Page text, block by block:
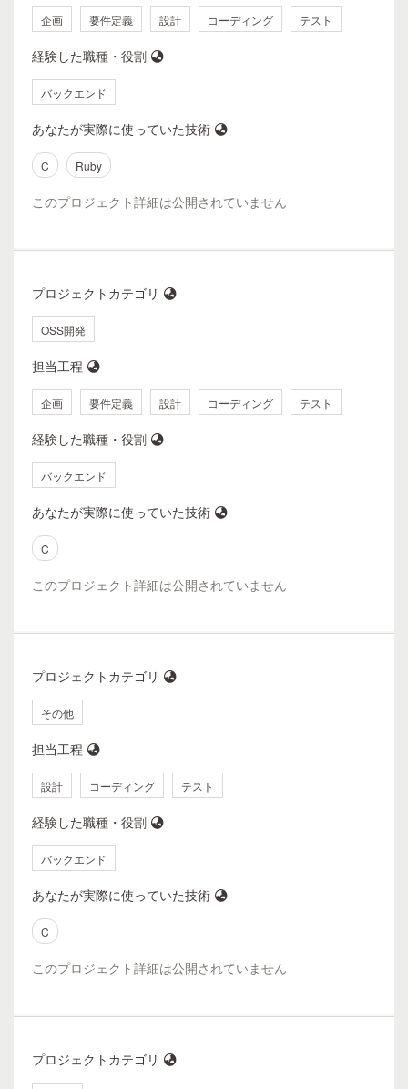
企画 要件定義 設計 コーディング テスト
経験した職種・役割
バックエンド
あなたが実際に使っていた技術
C Ruby
このプロジェクト詳細は公開されていません
プロジェクトカテゴリ
OSS開発
担当工程
企画 要件定義 設計 コーディング テスト
経験した職種・役割
バックエンド
あなたが実際に使っていた技術
C
このプロジェクト詳細は公開されていません
プロジェクトカテゴリ
その他
担当工程
設計 コーディング テスト
経験した職種・役割
バックエンド
あなたが実際に使っていた技術
C
このプロジェクト詳細は公開されていません
プロジェクトカテゴリ